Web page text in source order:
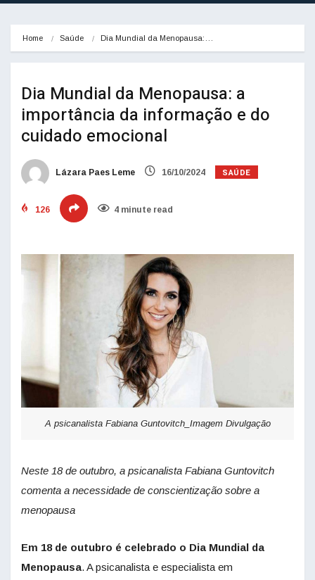
Home Saúde Dia Mundial da Menopausa:…
Dia Mundial da Menopausa: a
importância da informação e do
cuidado emocional
Lázara Paes Leme 16/10/2024 SAÚDE
126 4 minute read
A psicanalista Fabiana Guntovitch_Imagem Divulgação
Neste 18 de outubro, a psicanalista Fabiana Guntovitch
comenta a necessidade de conscientização sobre a
menopausa
Em 18 de outubro é celebrado o Dia Mundial da
Menopausa. A psicanalista e especialista em